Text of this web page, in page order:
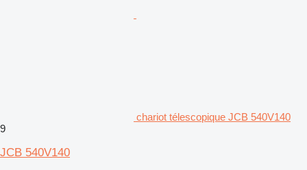
chariot télescopique JCB 540V140
9
JCB 540V140